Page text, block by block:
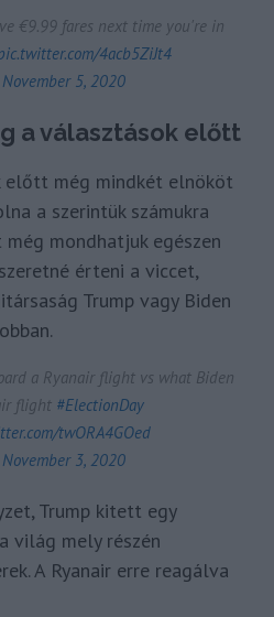
€9.99 fares next time you're in
4acb5ZiJt4
November 5, 2020
a választások előtt
előtt még mindkét elnököt
a szerintük számukra
mondhatjuk egészen
érteni a viccet,
Trump vagy Biden
a Ryanair flight vs what Biden
flight #ElectionDay
twORA4GOed
November 3, 2020
Trump kitett egy
világ mely részén
A Ryanair erre reagálva